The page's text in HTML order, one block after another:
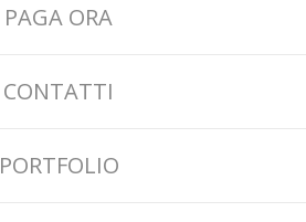
PAGA ORA
CONTATTI
PORTFOLIO